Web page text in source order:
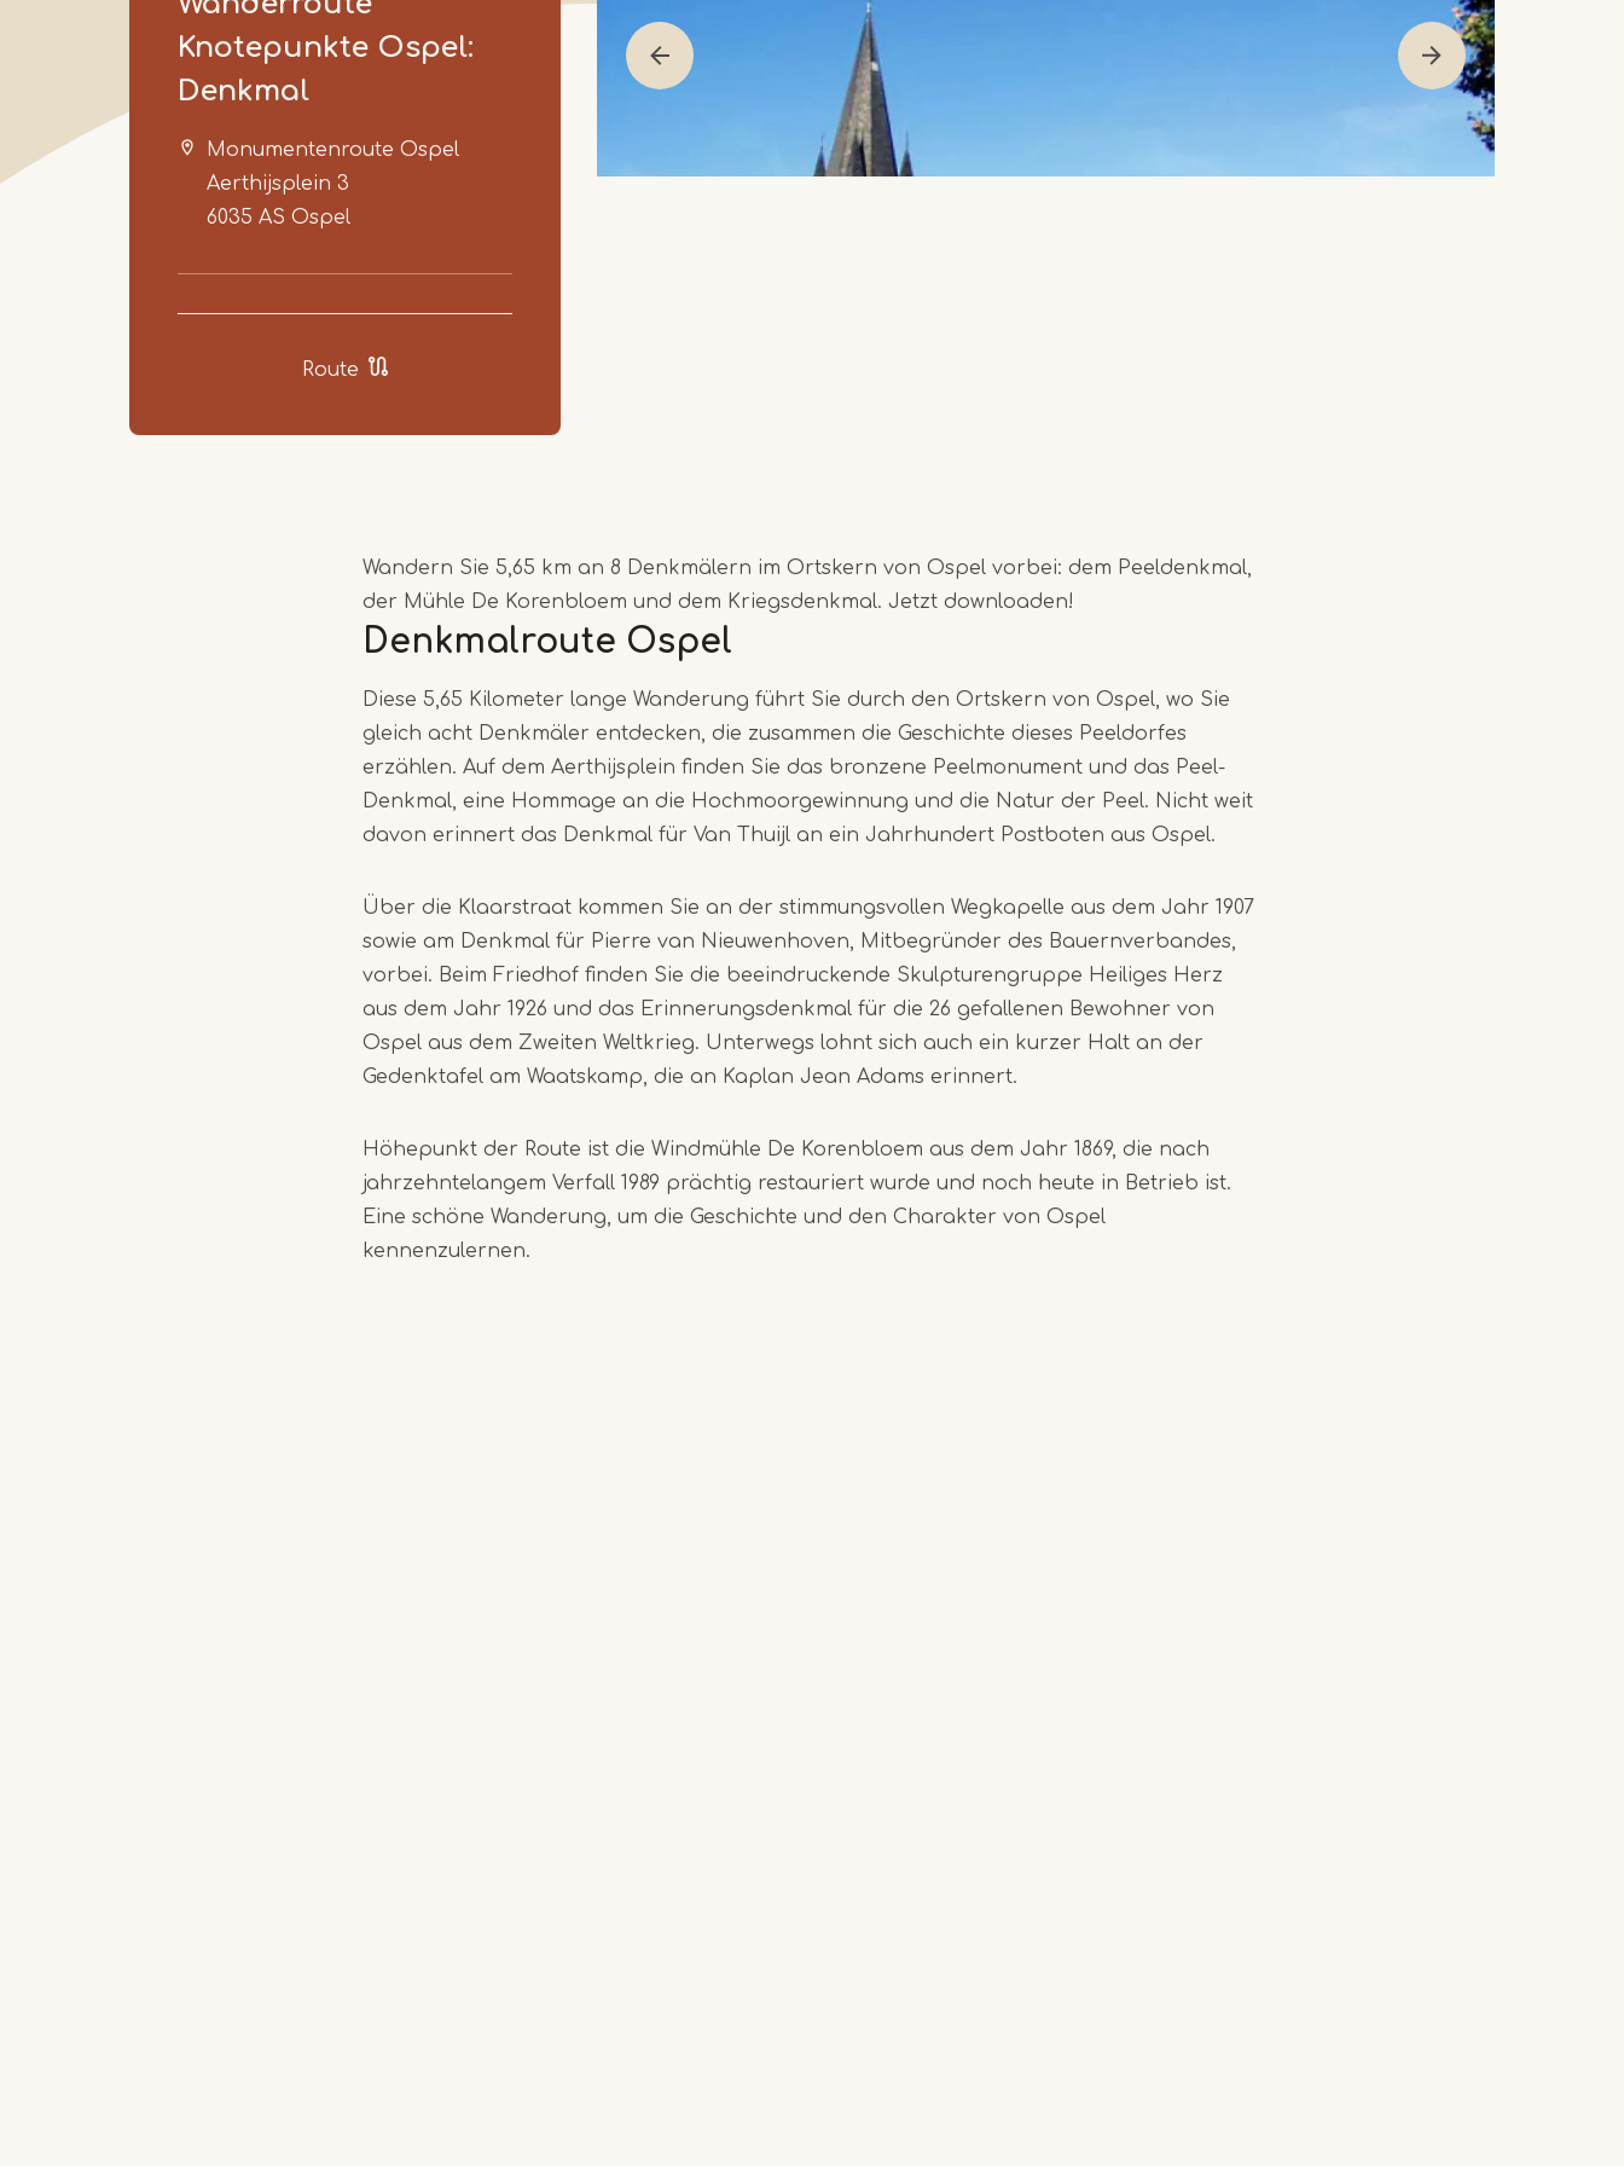
Knotepunkte Ospel:
Denkmal
Monumentenroute Ospel
Aerthijsplein 3
6035 AS Ospel
Route
Item
1
of
3
Wandern Sie 5,65 km an 8 Denkmälern im Ortskern von Ospel vorbei: dem Peeldenkmal,
der Mühle De Korenbloem und dem Kriegsdenkmal. Jetzt downloaden!
Denkmalroute Ospel
Diese 5,65 Kilometer lange Wanderung führt Sie durch den Ortskern von Ospel, wo Sie
gleich acht Denkmäler entdecken, die zusammen die Geschichte dieses Peeldorfes
erzählen. Auf dem Aerthijsplein finden Sie das bronzene Peelmonument und das Peel-
Denkmal, eine Hommage an die Hochmoorgewinnung und die Natur der Peel. Nicht weit
davon erinnert das Denkmal für Van Thuijl an ein Jahrhundert Postboten aus Ospel.
Über die Klaarstraat kommen Sie an der stimmungsvollen Wegkapelle aus dem Jahr 1907
sowie am Denkmal für Pierre van Nieuwenhoven, Mitbegründer des Bauernverbandes,
vorbei. Beim Friedhof finden Sie die beeindruckende Skulpturengruppe Heiliges Herz
aus dem Jahr 1926 und das Erinnerungsdenkmal für die 26 gefallenen Bewohner von
Ospel aus dem Zweiten Weltkrieg. Unterwegs lohnt sich auch ein kurzer Halt an der
Gedenktafel am Waatskamp, die an Kaplan Jean Adams erinnert.
Höhepunkt der Route ist die Windmühle De Korenbloem aus dem Jahr 1869, die nach
jahrzehntelangem Verfall 1989 prächtig restauriert wurde und noch heute in Betrieb ist.
Eine schöne Wanderung, um die Geschichte und den Charakter von Ospel
kennenzulernen.